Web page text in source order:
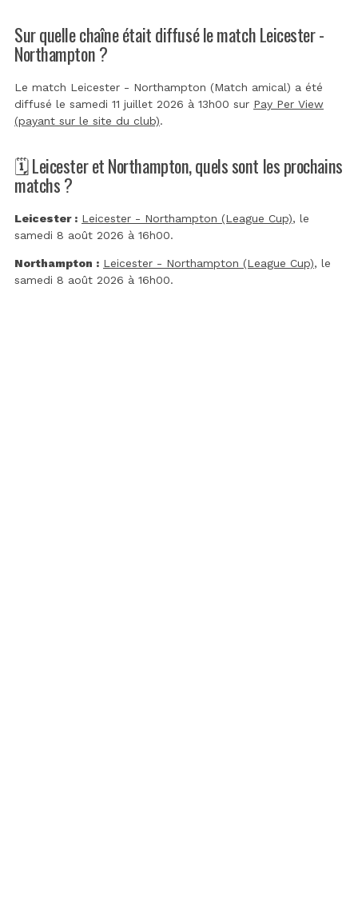
Sur quelle chaîne était diffusé le match Leicester -
Northampton ?
Le match Leicester - Northampton (Match amical) a été
diffusé le samedi 11 juillet 2026 à 13h00 sur Pay Per View
(payant sur le site du club).
🗓️ Leicester et Northampton, quels sont les prochains
matchs ?
Leicester : Leicester - Northampton (League Cup), le
samedi 8 août 2026 à 16h00.
Northampton : Leicester - Northampton (League Cup), le
samedi 8 août 2026 à 16h00.